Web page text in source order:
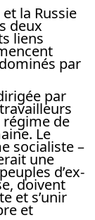
la Russie
deux
liens
par
par
régime de
Le
socialiste –
une
d’ex-
doivent
et s’unir
et